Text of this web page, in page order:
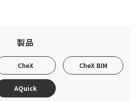
製品
CheX CheX BIM
AQuick